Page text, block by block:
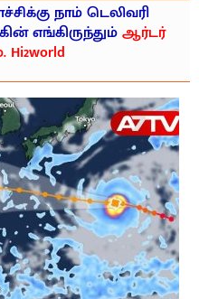
நாம் டெலிவரி
எங்கிருந்தும்ஆர்டர்